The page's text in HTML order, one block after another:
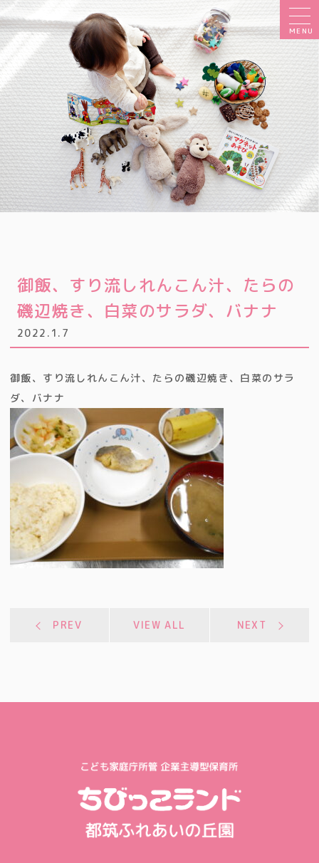
MENU
御飯、すり流しれんこん汁、たらの
磯辺焼き、白菜のサラダ、バナナ
2022.1.7
御飯、すり流しれんこん汁、たらの磯辺焼き、白菜のサラ
ダ、バナナ
PREV VIEW ALL NEXT